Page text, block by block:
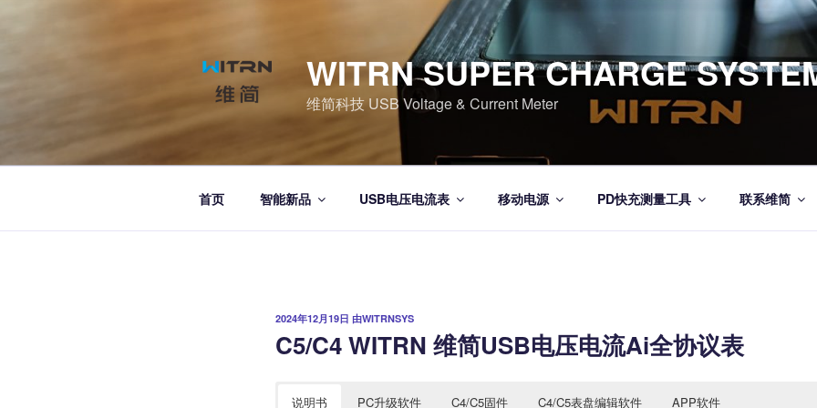
容
WITRN SUPER CHARGE
维简科技 USB Voltage & Current Meter
首页 智能新品 USB电压电流表 移动电源 PD快充测量工具 联系维简
发
于
2024年12月19日 由WITRNSYS
C5/C4 WITRN 维简USB电压电流Ai全协议表
说明书 PC升级软件 C4/C5固件 C4/C5表盘编辑软件 APP软件